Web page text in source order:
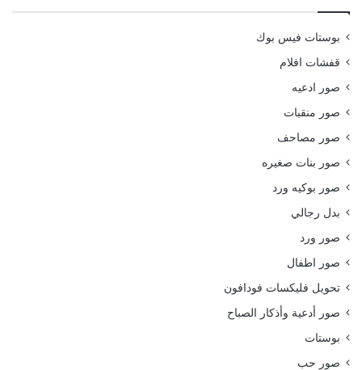
بوستات فيس بوك
قفشات افلام
صور ادعيه
صور منقبات
صور مصاحف
صور بنات صغيره
صور بوكيه ورد
بدل رجالي
صور ورد
صور اطفال
تحويل فليكسات فودافون
صور أدعية وأذكار الصباح
بوستات
صور حب